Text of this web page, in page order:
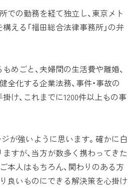
での勤務を経て独立し、東京メト
える「福田総合法律事務所」の弁
めごと、夫婦間の生活費や離婚、
化する企業法務、事件・事故の
け、これまでに1200件以上もの事
が強いように思います。確かに白
すが、当方が数多く携わってきた
本人はもちろん、関わりのある方
良いものにできる解決策を心掛け